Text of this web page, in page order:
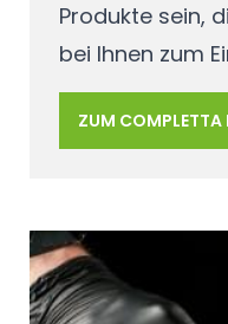
Produkte sein,
bei Ihnen zum
ZUM COMPLETTA